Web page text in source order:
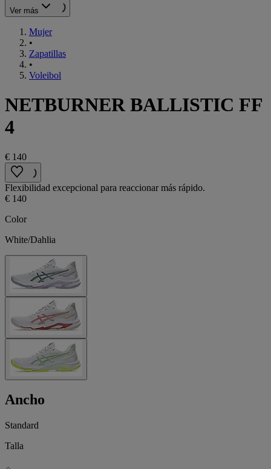
Ver más
Mujer
•
Zapatillas
•
Voleibol
NETBURNER BALLISTIC FF
4
€ 140
Flexibilidad excepcional para reaccionar más rápido.
€ 140
Color
White/Dahlia
Ancho
Standard
Talla